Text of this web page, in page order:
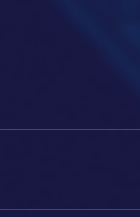
plataforma do
Detalhes de
navegador